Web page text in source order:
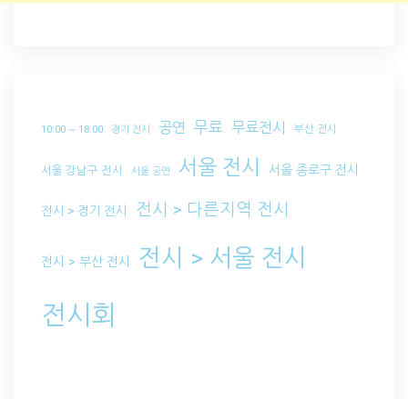
10:00 ~ 18:00 경기 전시 공연 무료 무료전시 부산 전시
서울 강남구 전시 서울 공연 서울 전시 서울 종로구 전시
전시 > 경기 전시 전시 > 다른지역 전시
전시 > 부산 전시 전시 > 서울 전시
전시회